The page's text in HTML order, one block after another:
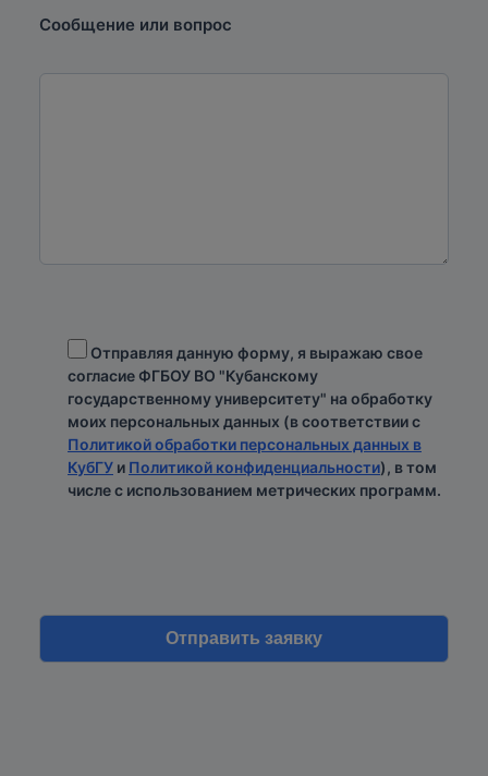
Сообщение или вопрос
Отправляя данную форму, я выражаю свое
согласие ФГБОУ ВО "Кубанскому
государственному университету" на обработку
моих персональных данных (в соответствии с
Политикой обработки персональных данных в
КубГУ и Политикой конфиденциальности), в том
числе с использованием метрических программ.